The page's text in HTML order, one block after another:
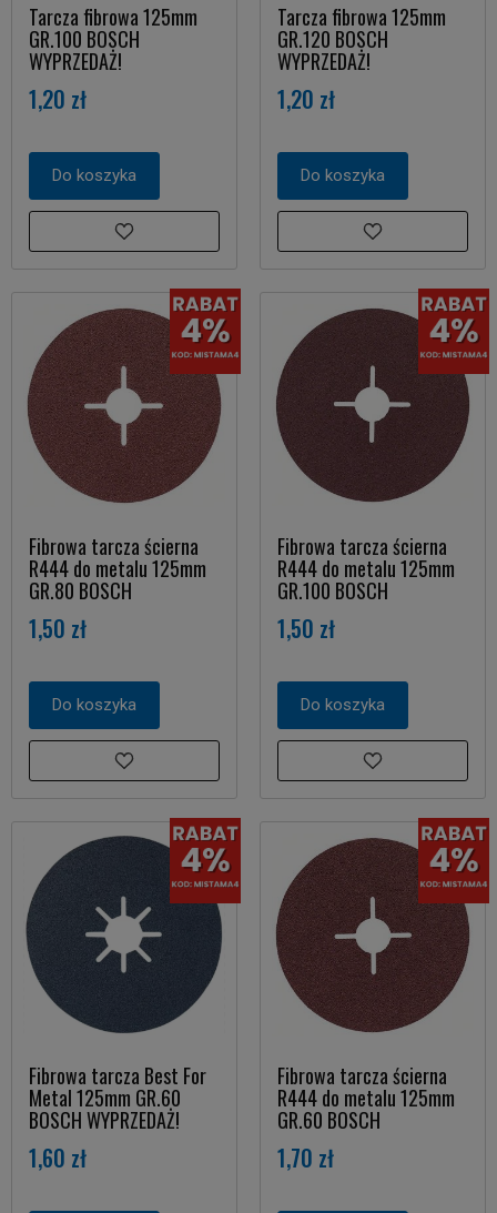
Tarcza fibrowa 125mm
GR.100 BOSCH
WYPRZEDAŻ!
1,20 zł
Do koszyka
Tarcza fibrowa 125mm
GR.120 BOSCH
WYPRZEDAŻ!
1,20 zł
Do koszyka
Fibrowa tarcza ścierna
R444 do metalu 125mm
GR.80 BOSCH
1,50 zł
Do koszyka
Fibrowa tarcza ścierna
R444 do metalu 125mm
GR.100 BOSCH
1,50 zł
Do koszyka
Fibrowa tarcza Best For
Metal 125mm GR.60
BOSCH WYPRZEDAŻ!
1,60 zł
Fibrowa tarcza ścierna
R444 do metalu 125mm
GR.60 BOSCH
1,70 zł